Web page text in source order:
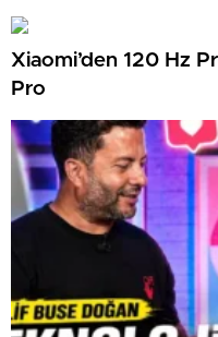
12.120 Dolar Pasif
Xiaomi’den 120 Hz
Pro